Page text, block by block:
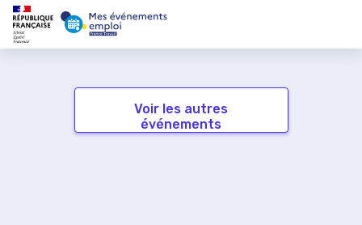
Voir les autres
événements